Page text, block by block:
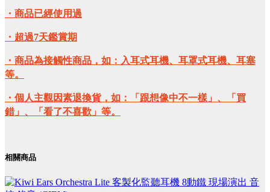
・商品已經使用過
・超過7天鑑賞期
・商品為接觸性商品，如：入耳式耳機、耳罩式耳機、耳塞
等。
・個人主觀因素退換貨，如：「跟想像中不一樣」、「買
錯」、「看了不喜歡」等。
相關商品